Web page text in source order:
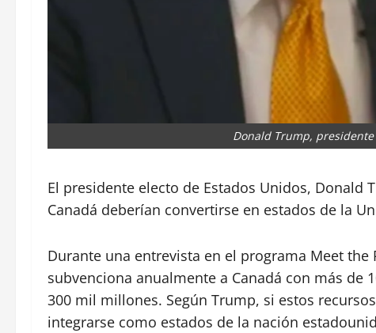
Donald Trump,
El presidente electo de Estados Unidos,
Canadá deberían convertirse en estados de la
Durante una entrevista en el programa Meet
subvenciona anualmente a Canadá con más de
300 mil millones. Según Trump, si estos
integrarse como estados de la nación